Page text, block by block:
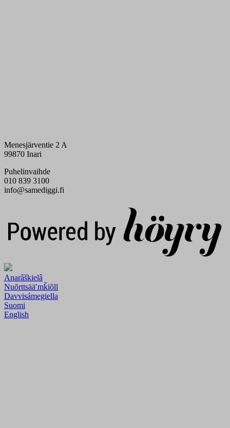
Menesjärventie 2 A
99870 Inari
Puhelinvaihde
010 839 3100
info@samediggi.fi
Anarâškielâ
Nuõrttsääʹmǩiõll
Davvisámegiella
Suomi
English